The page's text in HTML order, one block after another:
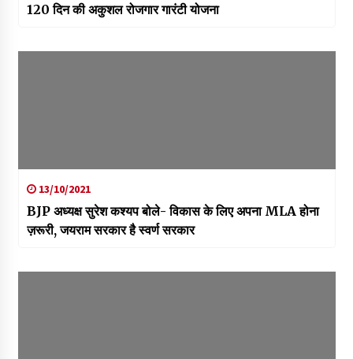
120 दिन की अकुशल रोजगार गारंटी योजना
13/10/2021
BJP अध्यक्ष सुरेश कश्यप बोले- विकास के लिए अपना MLA होना
ज़रूरी, जयराम सरकार है स्वर्ण सरकार